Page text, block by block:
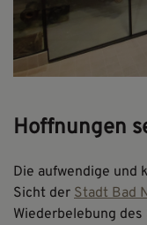
Hoffnungen
Die aufwendige und
Sicht der Stadt Bad
Wiederbelebung